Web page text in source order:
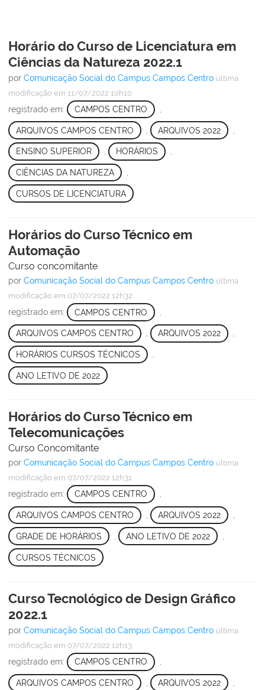
Horário do Curso de Licenciatura em
Ciências da Natureza 2022.1
por Comunicação Social do Campus Campos Centro última
modificação em 11/07/2022 10h10
registrado em: CAMPOS CENTRO
ARQUIVOS CAMPOS CENTRO ARQUIVOS 2022
ENSINO SUPERIOR , HORÁRIOS ,
CIÊNCIAS DA NATUREZA
CURSOS DE LICENCIATURA
Horários do Curso Técnico em
Automação
Curso concomitante
por Comunicação Social do Campus Campos Centro última
modificação em 07/07/2022 12h32
registrado em: CAMPOS CENTRO
ARQUIVOS CAMPOS CENTRO , ARQUIVOS 2022 ,
HORÁRIOS CURSOS TÉCNICOS
ANO LETIVO DE 2022
Horários do Curso Técnico em
Telecomunicações
Curso Concomitante
por Comunicação Social do Campus Campos Centro última
modificação em 07/07/2022 12h31
registrado em: CAMPOS CENTRO ,
ARQUIVOS CAMPOS CENTRO ARQUIVOS 2022
GRADE DE HORÁRIOS ANO LETIVO DE 2022
CURSOS TÉCNICOS
Curso Tecnológico de Design Gráfico
2022.1
por Comunicação Social do Campus Campos Centro última
modificação em 07/07/2022 12h13
registrado em: CAMPOS CENTRO ,
ARQUIVOS CAMPOS CENTRO ARQUIVOS 2022